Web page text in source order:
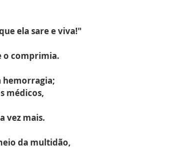
ela sare e viva!"
o comprimia.
hemorragia;
médicos,
vez mais.
da multidão,